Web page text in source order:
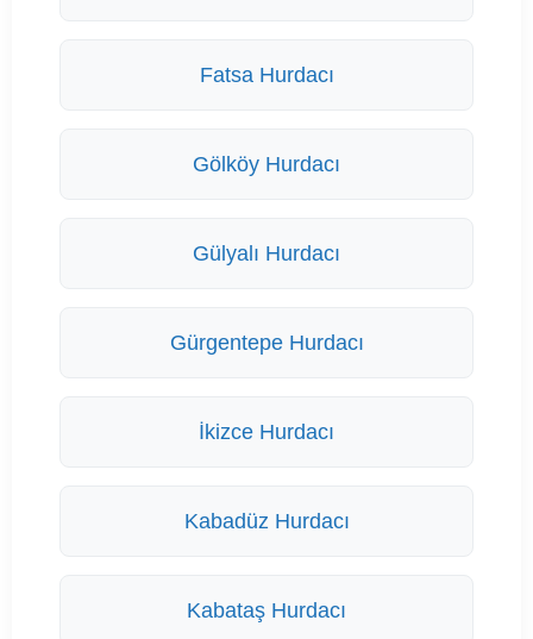
Fatsa Hurdacı
Gölköy Hurdacı
Gülyalı Hurdacı
Gürgentepe Hurdacı
İkizce Hurdacı
Kabadüz Hurdacı
Kabataş Hurdacı